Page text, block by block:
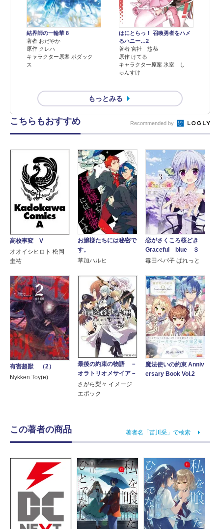
結界師の一輪華 8
著者 おだやか
原作 クレハ
キャラクター原案 ボダック
ス
はにとらっ！ 召喚勇者をハメ
るハニー…2
著者 宮社 惣恭
原作 けてる
キャラクター原案 氷室 し
ゅんすけ
もっとみる
こちらもおすすめ Recommended by
高校事変 V
オオイシヒロト 松岡
圭祐
お嬢様たちには秘密で
す。
草加ハルヒ
恋がさくころ桜どき
Graceful blue ３
毒田ペパ子 ぱれっと
有害超獣 （2）
Nykken Toy(e)
最後の約束の物語 －
オラトリオメサイア－
さがら梨々 イメージ
エポック
魔法使いの約束 Anniv
ersary Book Vol.2
この著者の商品 著者名「苗川采」で検索